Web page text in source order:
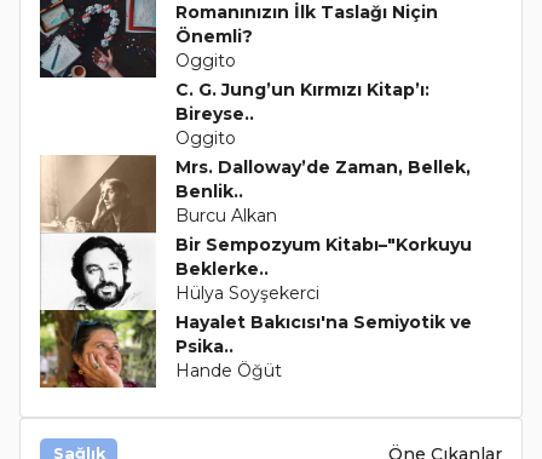
Romanınızın İlk Taslağı Niçin
Önemli?
Oggito
C. G. Jung’un Kırmızı Kitap’ı:
Bireyse..
Oggito
Mrs. Dalloway’de Zaman, Bellek,
Benlik..
Burcu Alkan
Bir Sempozyum Kitabı–"Korkuyu
Beklerke..
Hülya Soyşekerci
Hayalet Bakıcısı'na Semiyotik ve
Psika..
Hande Öğüt
Sağlık Öne Çıkanlar